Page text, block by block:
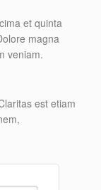
et quinta
magna
veniam.
est etiam